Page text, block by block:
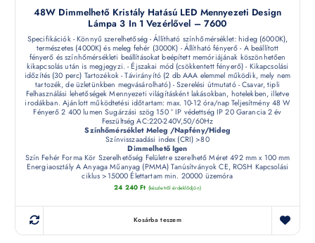
48W Dimmelhető Kristály Hatású LED Mennyezeti Design
Lámpa 3 In 1 Vezérlővel – 7600
Specifikációk - Könnyű szerelhetőség - Állítható színhőmérséklet: hideg (6000K),
természetes (4000K) és meleg fehér (3000K) - Állítható fényerő - A beállított
fényerő és színhőmérsékleti beállításokat beépített memóriájának köszönhetően
kikapcsolás után is megjegyzi. - Éjszakai mód (csökkentett fényerő) - Kikapcsolási
időzítés (30 perc) Tartozékok - Távirányító (2 db AAA elemmel működik, mely nem
tartozék, de üzletünkben megvásárolható) - Szerelési útmutató - Csavar, tipli
Felhasználási lehetőségek Mennyezeti világításként lakásokban, hotelekben, illetve
irodákban. Ajánlott működtetési időtartam: max. 10-12 óra/nap Teljesítmény 48 W
Fényerő 2 400 lumen Sugárzási szög 150 ° IP védettség IP 20 Garancia 2 év
Feszültség AC:220-240V,50/60Hz
Színhőmérséklet Meleg /Napfény/Hideg
Színvisszaadási index (CRI) >80
Dimmelhető Igen
Szín Fehér Forma Kör Szerelhetőség Felületre szerelhető Méret 492 mm x 100 mm
Energiaosztály A Anyaga Műanyag (PMMA) Tanúsítványok CE, ROSH Kapcsolási
ciklus >15000 Élettartam min. 20000 üzemóra
24 240Ft (készletről érdeklődjön)
Kosárba teszem